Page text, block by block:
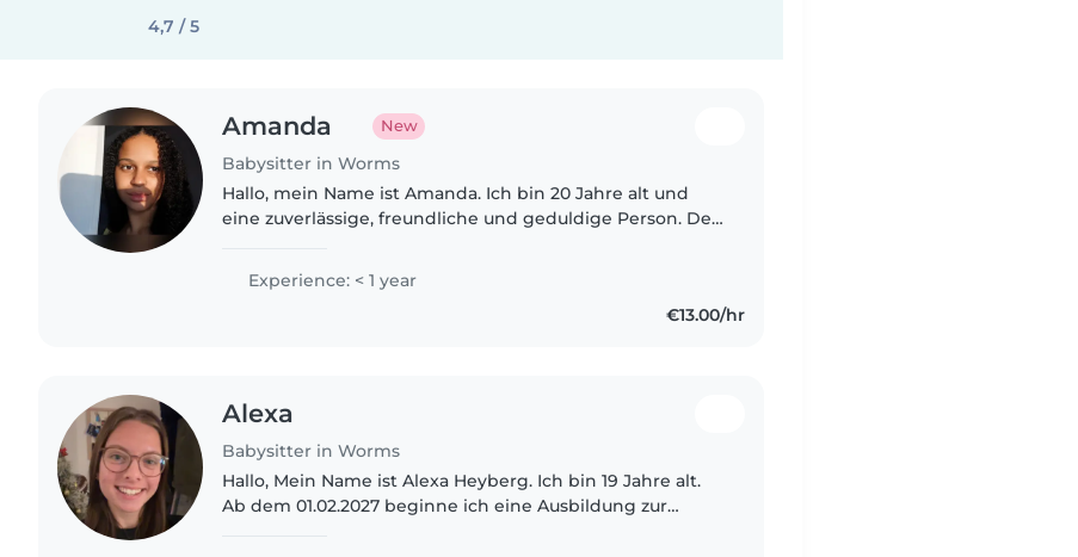
4,7 / 5
Amanda New
Babysitter in Worms
Hallo, mein Name ist Amanda. Ich bin 20 Jahre alt und
eine zuverlässige, freundliche und geduldige Person. Der
verbringe gerne Zeit..
Experience: < 1 year
€13.00/hr
Alexa
Babysitter in Worms
Hallo, Mein Name ist Alexa Heyberg. Ich bin 19 Jahre alt.
Ab dem 01.02.2027 beginne ich eine Ausbildung zur